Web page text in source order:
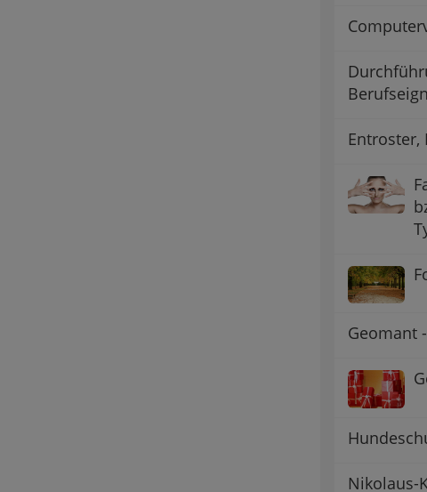
Entroster,
Geomant
Nikolaus-